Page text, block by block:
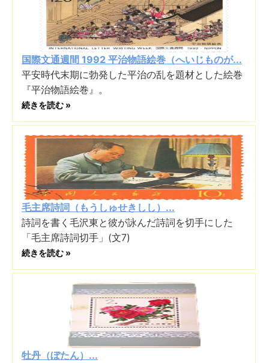
国際文通週間 1992 平治物語絵巻（へいじものが...
平安時代末期に勃発した平治の乱を題材とした絵巻
『平治物語絵巻』。
続きを読む »
毛主席詩詞（もうしゅせきしし）...
詩詞を書く毛沢東と彼が詠んだ詩詞を切手にした
「毛主席詩詞切手」(文7)
続きを読む »
牡丹（ぼたん）...